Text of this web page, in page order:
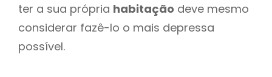
ter a sua própria habitação deve mesmo
considerar fazê-lo o mais depressa
possível.